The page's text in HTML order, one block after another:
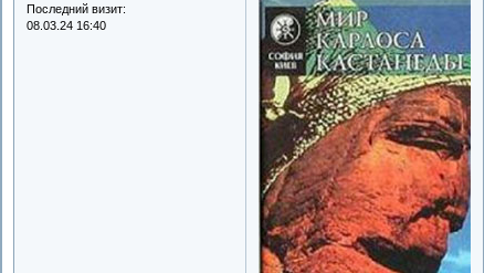
Последний визит:
08.03.24 16:40